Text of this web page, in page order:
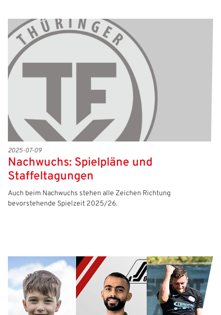
2025-07-09
Nachwuchs: Spielpläne und
Staffeltagungen
Auch beim Nachwuchs stehen alle Zeichen Richtung
bevorstehende Spielzeit 2025/26.